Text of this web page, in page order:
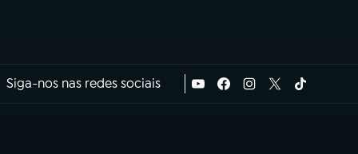
Siga-nos nas redes sociais